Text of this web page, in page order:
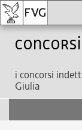
Concorsi
i concorsi
Giulia